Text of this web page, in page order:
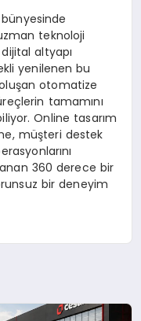
teknoloji
altyapı
yenilenen bu
otomatize
tamamını
Online tasarım
müşteri destek
360 derece bir
bir deneyim